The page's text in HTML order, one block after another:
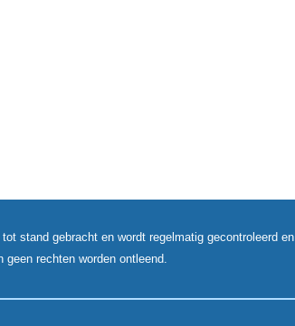
stand gebracht en wordt regelmatig gecontroleerd en
geen rechten worden ontleend.